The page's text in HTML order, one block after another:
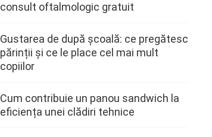
consult oftalmologic gratuit
Gustarea de după școală: ce pregătesc
părinții și ce le place cel mai mult
copiilor
Cum contribuie un panou sandwich la
eficiența unei clădiri tehnice